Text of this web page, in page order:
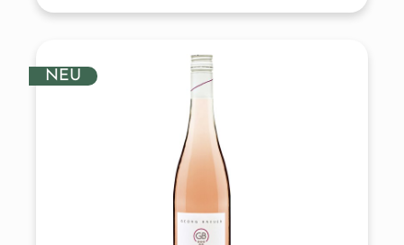
NEU